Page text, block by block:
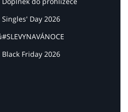
Singles' Day 2026
#SLEVYNAVÁNOCE
Black Friday 2026